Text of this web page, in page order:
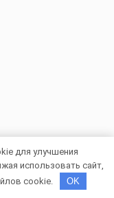
для улучшения
использовать сайт,
cookie.
OK